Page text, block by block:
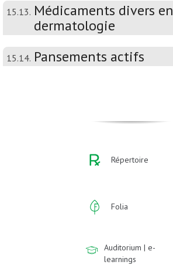
15.13. Médicaments divers en
dermatologie
15.14. Pansements actifs
Répertoire
Folia
Auditorium | e-
learnings